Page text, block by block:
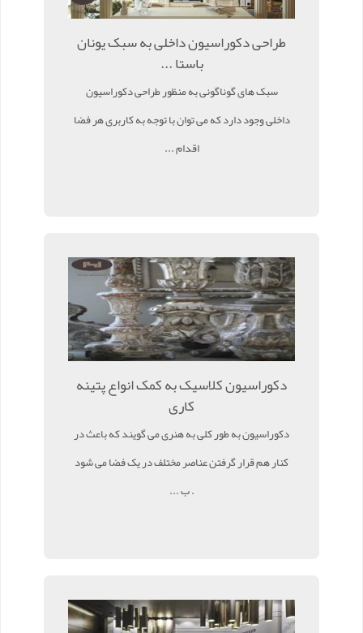
طراحی دکوراسیون داخلی به سبک یونان
باستا ...
سبک های گوناگونی به منظور طراحی دکوراسیون
داخلی وجود دارد که می توان با توجه به کاربری هر فضا
اقدام ...
دکوراسیون کلاسیک به کمک انواع پتینه
کاری
دکوراسیون به طور کلی به هنری می گویند که باعث در
کنار هم قرار گرفتن عناصر مختلف در یک فضا می شود
. ب ...